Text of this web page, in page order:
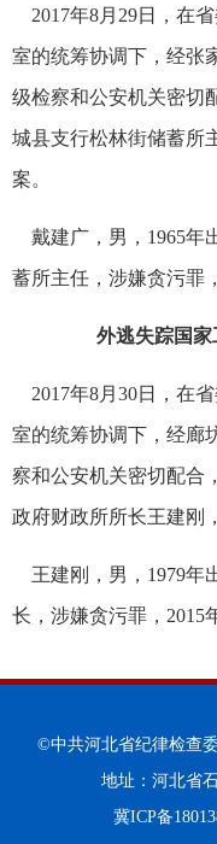
2017年8月29日，在
室的统筹协调下，经张
级检察和公安机关密切
城县支行松林街储蓄所
案。
戴建广，男，1965年
蓄所主任，涉嫌贪污罪
外逃失踪国
2017年8月30日，在
室的统筹协调下，经廊
察和公安机关密切配合
政府财政所所长王建刚
王建刚，男，1979年
长，涉嫌贪污罪，2015
©中共河北省纪律检
地址：河北省
冀ICP备